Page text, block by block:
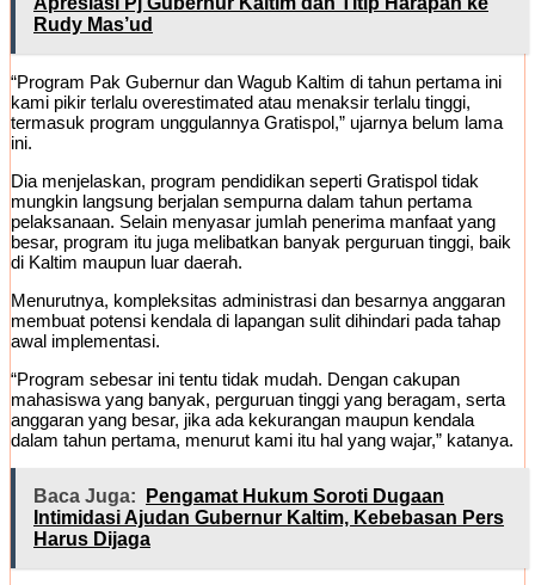
Rudy Mas’ud
“Program Pak Gubernur dan Wagub Kaltim di tahun pertama ini
kami pikir terlalu overestimated atau menaksir terlalu tinggi,
termasuk program unggulannya Gratispol,” ujarnya belum lama
ini.
Dia menjelaskan, program pendidikan seperti Gratispol tidak
mungkin langsung berjalan sempurna dalam tahun pertama
pelaksanaan. Selain menyasar jumlah penerima manfaat yang
besar, program itu juga melibatkan banyak perguruan tinggi, baik
di Kaltim maupun luar daerah.
Menurutnya, kompleksitas administrasi dan besarnya anggaran
membuat potensi kendala di lapangan sulit dihindari pada tahap
awal implementasi.
“Program sebesar ini tentu tidak mudah. Dengan cakupan
mahasiswa yang banyak, perguruan tinggi yang beragam, serta
anggaran yang besar, jika ada kekurangan maupun kendala
dalam tahun pertama, menurut kami itu hal yang wajar,” katanya.
Baca Juga:
Pengamat Hukum Soroti Dugaan
Intimidasi Ajudan Gubernur Kaltim, Kebebasan Pers
Harus Dijaga